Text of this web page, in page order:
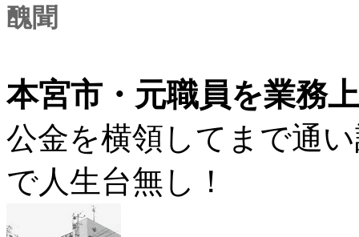
醜聞
本宮市・元職員を業務
公金を横領してまで通
で人生台無し！